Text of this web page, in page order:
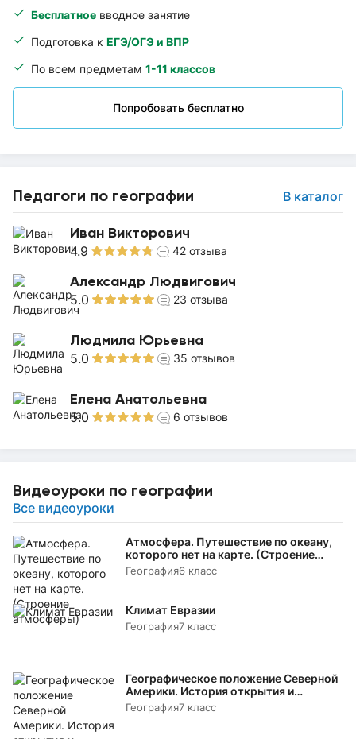
Бесплатное вводное занятие
Подготовка к ЕГЭ/ОГЭ и ВПР
По всем предметам 1-11 классов
Попробовать бесплатно
Педагоги по географии В каталог
Иван Викторович
4.9 42 отзыва
Александр Людвигович
5.0 23 отзыва
Людмила Юрьевна
5.0 35 отзывов
Елена Анатольевна
5.0 6 отзывов
Видеоуроки по географии
Все видеоуроки
Атмосфера. Путешествие по океану,
которого нет на карте. (Строение
атмосферы)
География6 класс
Климат Евразии
География7 класс
Географическое положение Северной
Америки. История открытия и
исследования
География7 класс